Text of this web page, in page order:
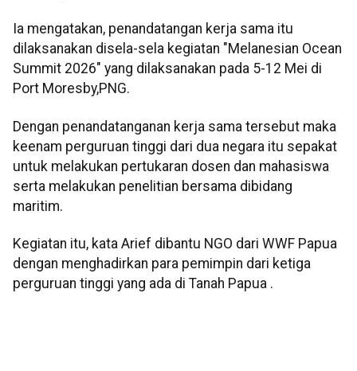
Ia mengatakan, penandatangan kerja sama itu
dilaksanakan disela-sela kegiatan "Melanesian Ocean
Summit 2026" yang dilaksanakan pada 5-12 Mei di
Port Moresby,PNG.
Dengan penandatanganan kerja sama tersebut maka
keenam perguruan tinggi dari dua negara itu sepakat
untuk melakukan pertukaran dosen dan mahasiswa
serta melakukan penelitian bersama dibidang
maritim.
Kegiatan itu, kata Arief dibantu NGO dari WWF Papua
dengan menghadirkan para pemimpin dari ketiga
perguruan tinggi yang ada di Tanah Papua .